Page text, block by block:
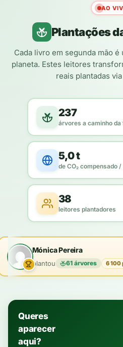
AO
Plantações
Cada livro em segunda mão
planeta. Estes leitores
reais plantadas via
237
árvores a caminho da
5,0 t
de CO₂ compensado /
38
leitores plantadores
Mónica Pereira
plantou 61 árvores 6 100
Queres
aparecer
aqui?